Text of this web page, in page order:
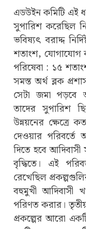
এডউইন কমিটি এই
সুপারিশ করেছিল
ভবিষ্যৎ বরাদ্দ
শতাংশ, যোগাযোগ
পরিষেবা : ১৫
সমস্ত অর্থ ব্লক
সেটা জমা পড়বে
তাদের সুপারিশ
উন্নয়নের ক্ষেত্রে
দেওয়ার
দিতে হবে
বৃদ্ধিতে। এই
রেখেছিল
বহুমুখী আদিবাসী
পরিণত করার।
প্রকল্পের আরো